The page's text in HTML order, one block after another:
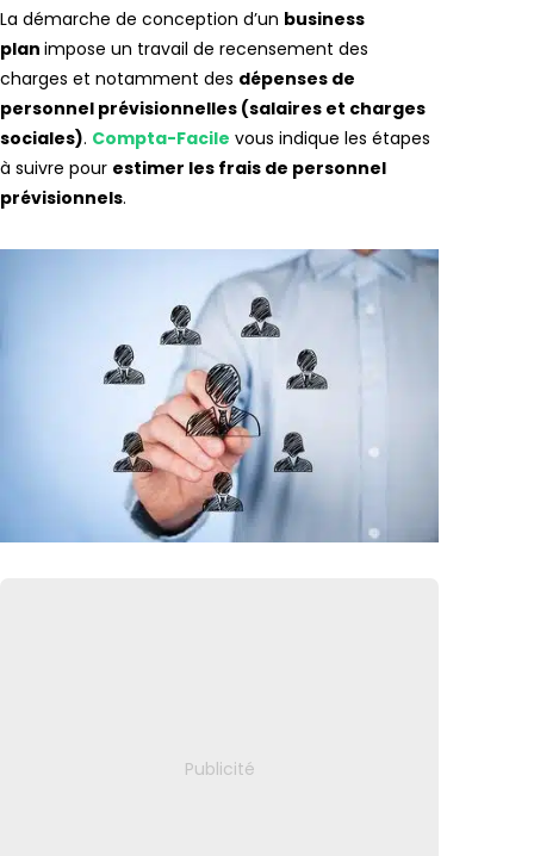
La démarche de conception d’un business
plan impose un travail de recensement des
charges et notamment des dépenses de
personnel prévisionnelles (salaires et charges
sociales). Compta-Facile vous indique les étapes
à suivre pour estimer les frais de personnel
prévisionnels.